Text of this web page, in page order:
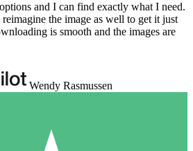
and I can find exactly what I need.
the image as well to get it just
is smooth and the images are
Wendy Rasmussen